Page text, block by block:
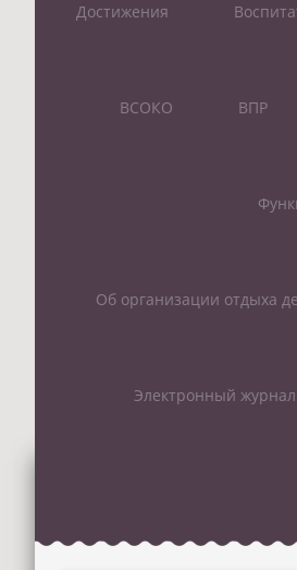
Достижения
ВСОКО ВПР
Об организации отдыха
Электронный журнал